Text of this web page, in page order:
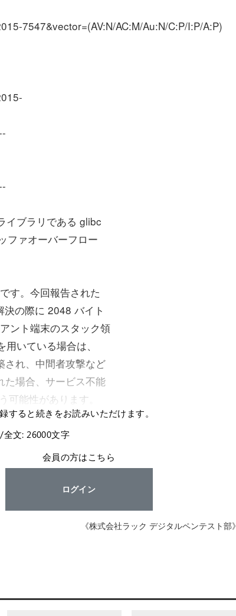
7547&vector=(AV:N/AC:M/Au:N/C:P/I:P/A:P)
イブラリである glibc
ファオーバーフロー
す。今回報告された
の際に 2048 バイト
ント端末のスタック領
いている場合は、
され、中間者攻撃など
た場合、サービス不能
能性があります。
すると続きをお読みいただけます。
文: 26000文字
会員の方はこちら
ログイン
《株式会社ラック デジタルペンテスト部》